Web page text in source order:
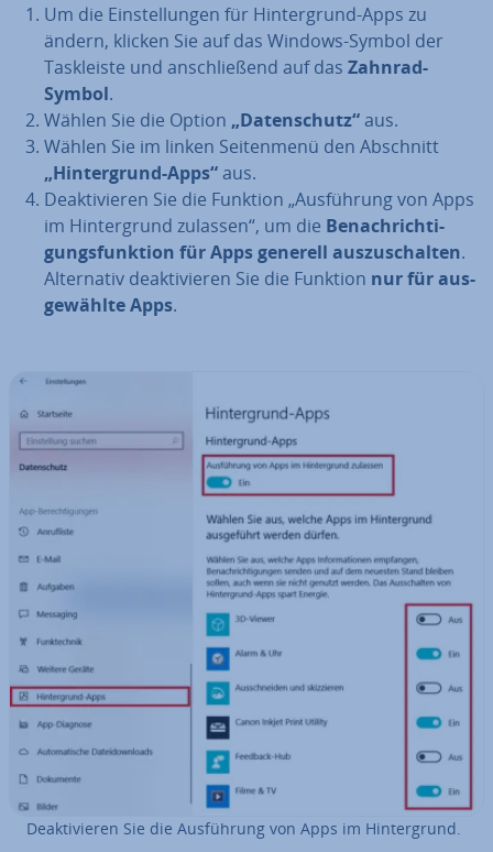
Um die Ein­stel­lun­gen für Hin­ter­grund-Apps zu
ändern, klicken Sie auf das Windows-Symbol der
Task­leis­te und an­schlie­ßend auf das Zahnrad-
Symbol.
Wählen Sie die Option „Da­ten­schutz“aus.
Wählen Sie im linken Sei­ten­me­nü den Abschnitt
„Hin­ter­grund-Apps“aus.
De­ak­ti­vie­ren Sie die Funktion „Aus­füh­rung von Apps
im Hin­ter­grund zulassen“, um die Be­nach­rich­ti­
gungs­funk­ti­on für Apps generell aus­zu­schal­ten.
Al­ter­na­tiv de­ak­ti­vie­ren Sie die Funktion nur für aus­
ge­wähl­te Apps.
De­ak­ti­vie­ren Sie die Aus­füh­rung von Apps im Hin­ter­grund.